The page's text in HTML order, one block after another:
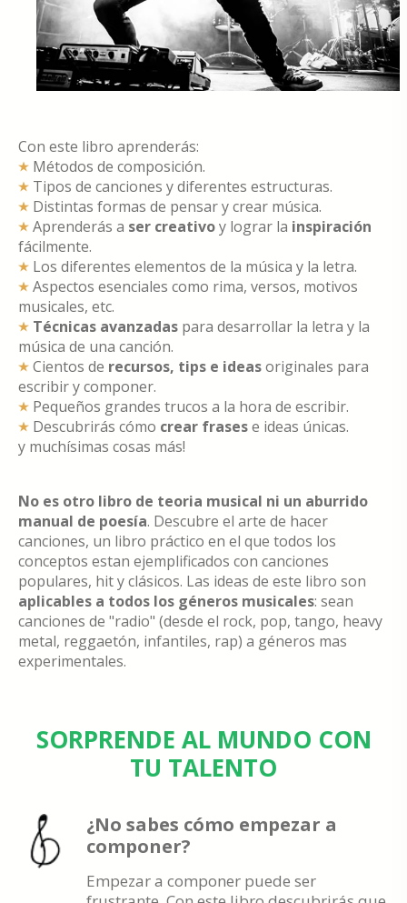
Con este libro aprenderás:
Métodos de composición.
Tipos de canciones y diferentes estructuras.
Distintas formas de pensar y crear música.
Aprenderás a ser creativoy lograr la inspiración
fácilmente.
Los diferentes elementos de la música y la letra.
Aspectos esenciales como rima, versos, motivos
musicales, etc.
Técnicas avanzadas para desarrollar la letra y la
música de una canción.
Cientos de recursos, tips e ideasoriginales para
escribir y componer.
Pequeños grandes trucos a la hora de escribir.
Descubrirás cómo crear frasese ideas únicas.
y muchísimas cosas más!
No es otro libro de teoria musical ni un aburrido
manual de poesía. Descubre el arte de hacer
canciones, un libro práctico en el que todos los
conceptos estan ejemplificados con canciones
populares, hit y clásicos. Las ideas de este libro son
aplicables a todos los géneros musicales: sean
canciones de "radio" (desde el rock, pop, tango, heavy
metal, reggaetón, infantiles, rap) a géneros mas
experimentales.
SORPRENDE AL MUNDO CON
TU TALENTO
¿No sabes cómo empezar a
componer?
Empezar a componer puede ser